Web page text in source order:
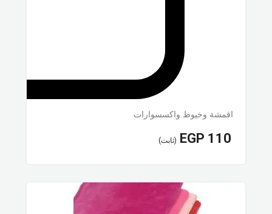
اقمشة وخيوط واكسسوارات
EGP 110 (ثابت)